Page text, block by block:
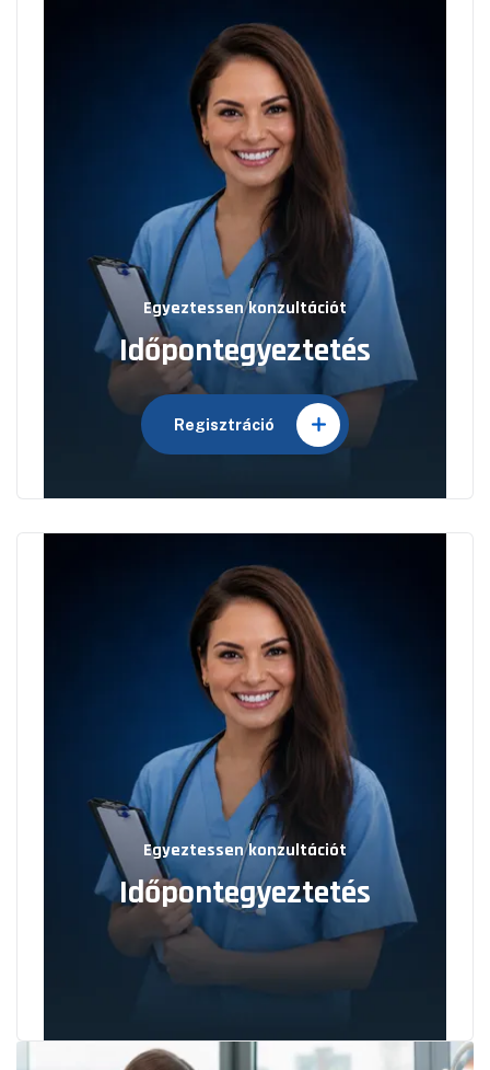
Egyeztessen konzultációt
Időpontegyeztetés
Regisztráció
Egyeztessen konzultációt
Időpontegyeztetés